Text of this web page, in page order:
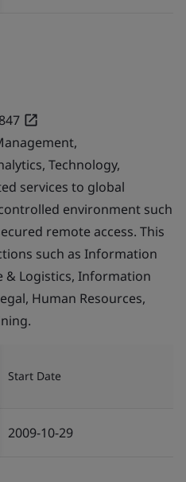
Technology,
services to global
environment such
remote access. This
such as Information
& Logistics, Information
Human Resources,
Start Date
2009-10-29